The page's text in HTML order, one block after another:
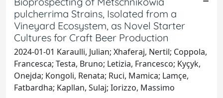
pulcherrima Strains, Isolated from a
Vineyard Ecosystem, as Novel Starter
Cultures for Craft Beer Production
2024-01-01 Karaulli, Julian; Xhaferaj, Nertil; Coppola,
Francesca; Testa, Bruno; Letizia, Francesco; Kyçyk,
Onejda; Kongoli, Renata; Ruci, Mamica; Lamçe,
Fatbardha; Kapllan, Sulaj; Iorizzo, Massimo